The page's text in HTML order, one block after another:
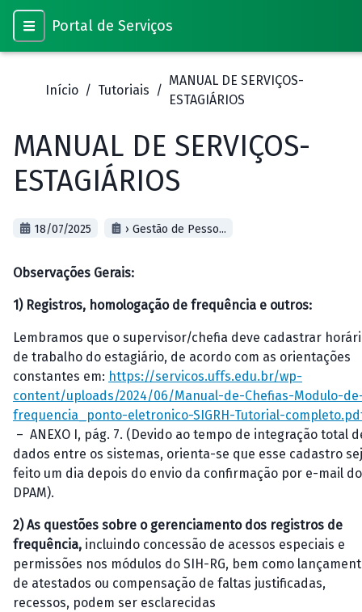
Portal de Serviços
Início / Tutoriais /
MANUAL DE SERVIÇOS-
ESTAGIÁRIOS
MANUAL DE SERVIÇOS-
ESTAGIÁRIOS
18/07/2025 › Gestão de Pesso...
Observações Gerais:
1)Registros, homologação de frequência e outros:
Lembramos que o supervisor/chefia deve cadastrar
de trabalho do estagiário, de acordo com as orientações
constantes em: https://servicos.uffs.edu.br/wp-
content/uploads/2024/06/Manual-de-Chefias-Modulo-
frequencia_ponto-eletronico-SIGRH-Tutorial-
– ANEXO I, pág. 7. (Devido ao tempo de integração total
dados entre os sistemas, orienta-se que esse cadastro
feito um dia depois do envio da confirmação por e-mail do
DPAM).
2)As questões sobre o gerenciamento dos registros de
frequência, incluindo concessão de acessos especiais e
permissões nos módulos do SIH-RG, bem como
de atestados ou compensação de faltas justificadas,
recessos, podem ser esclarecidas